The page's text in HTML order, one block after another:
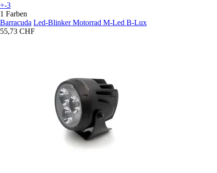
+-3
1 Farben
Barracuda Led-Blinker Motorrad M-Led B-Lux
55,73 CHF